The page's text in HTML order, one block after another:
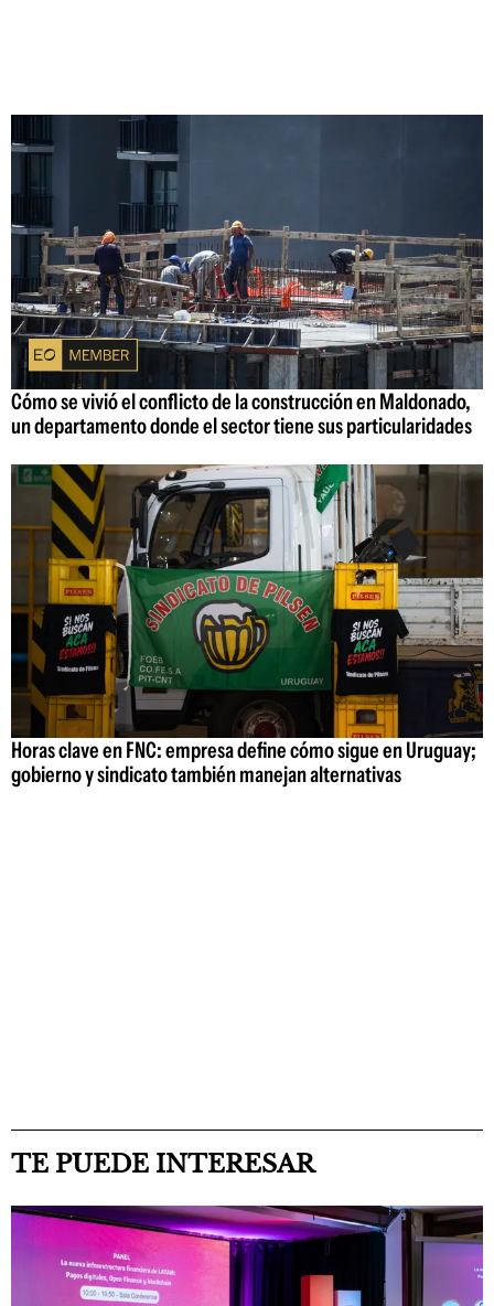
Cómo se vivió el conflicto de la construcción en Maldonado,
un departamento donde el sector tiene sus particularidades
Horas clave en FNC: empresa define cómo sigue en Uruguay;
gobierno y sindicato también manejan alternativas
TE PUEDE INTERESAR